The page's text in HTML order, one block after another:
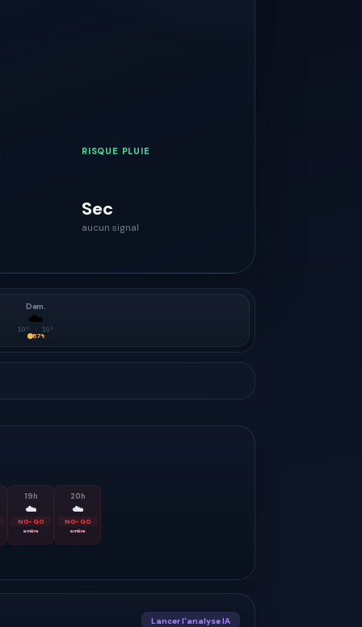
RISQUE PLUIE
Sec
aucun signal
Dem.
☁️
10° · 19°
57%
19h
☁️
NO-GO
arrière
20h
☁️
NO-GO
arrière
Lancer l'analyse IA